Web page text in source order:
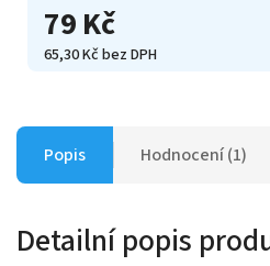
79 Kč
65,30 Kč bez DPH
Popis Hodnocení (1)
Detailní popis